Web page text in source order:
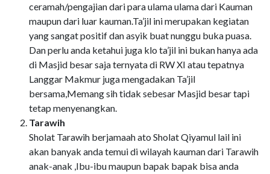
ceramah/pengajian dari para ulama ulama dari Kauman
maupun dari luar kauman.Ta’jil ini merupakan kegiatan
yang sangat positif dan asyik buat nunggu buka puasa.
Dan perlu anda ketahui juga klo ta’jil ini bukan hanya ada
di Masjid besar saja ternyata di RW XI atau tepatnya
Langgar Makmur juga mengadakan Ta’jil
bersama,Memang sih tidak sebesar Masjid besar tapi
tetap menyenangkan.
Tarawih
Sholat Tarawih berjamaah ato Sholat Qiyamul lail ini
akan banyak anda temui di wilayah kauman dari Tarawih
anak-anak ,Ibu-ibu maupun bapak bapak bisa anda